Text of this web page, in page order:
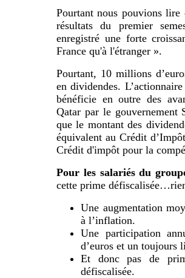
Pourtant nous pouvions lire
résultats du premier
enregistré une forte
France qu'à l'étranger ».
Pourtant, 10 millions
en dividendes.
bénéficie en outre des
Qatar par le gouvernement
que le montant des
équivalent au Crédit
Crédit d'impôt pour la
Pour les salariés du
cette prime
Une augmentation
à l’inflation.
Une participation
d’euros et un toujours
Et donc pas de
défiscalisée.